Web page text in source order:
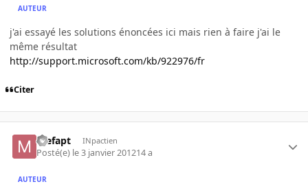
AUTEUR
j'ai essayé les solutions énoncées ici mais rien à faire j'ai le
même résultat
http://support.microsoft.com/kb/922976/fr
Citer
mefapt INpactien
Posté(e) le 3 janvier 201214 a
AUTEUR